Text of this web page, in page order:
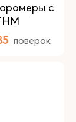
с
поверок